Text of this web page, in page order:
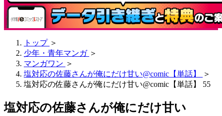
トップ ＞
少年・青年マンガ ＞
マンガワン ＞
塩対応の佐藤さんが俺にだけ甘い@comic【単話】
＞
塩対応の佐藤さんが俺にだけ甘い@comic【単話】 55
塩対応の佐藤さんが俺にだけ甘い